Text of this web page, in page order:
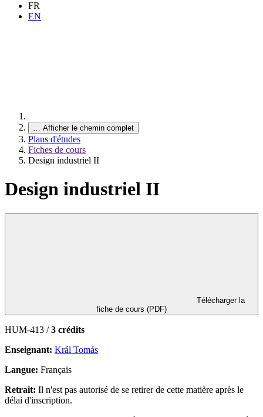
FR
EN
… Afficher le chemin complet
Plans d'études
Fiches de cours
Design industriel II
Design industriel II
fiche de cours (PDF)
HUM-413 /3 crédits
Enseignant: Král Tomás
Langue: Français
Retrait: Il n'est pas autorisé de se retirer de cette matière après le
délai d'inscription.